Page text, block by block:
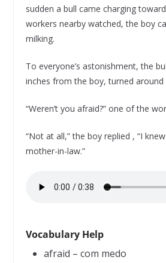
sudden a bull came charging
workers nearby watched, the boy
milking.
To everyone’s astonishment, the
inches from the boy, turned around
“Weren’t you afraid?” one of the
“Not at all,” the boy replied , “I
mother-in-law.”
Vocabulary Help
afraid – com medo